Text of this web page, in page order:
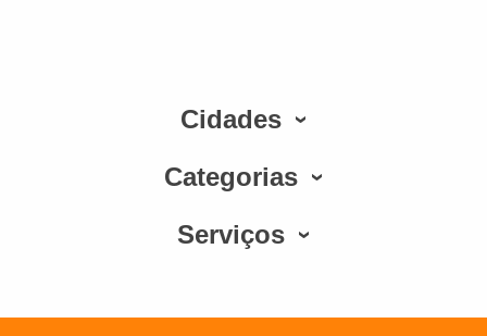
Cidades
Categorias
Serviços